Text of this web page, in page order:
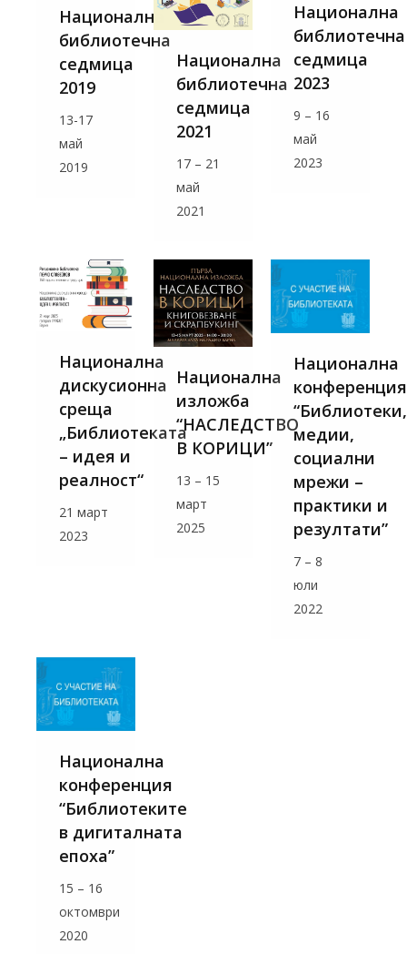
Национална
библиотечна
седмица
2019
13-17
май
2019
Национална
библиотечна
седмица
2021
17 – 21
май
2021
Национална
библиотечна
седмица
2023
9 – 16
май
2023
Национална
дискусионна
среща
„Библиотеката
– идея и
реалност“
21 март
2023
Национална
изложба
“НАСЛЕДСТВО
В КОРИЦИ”
13 – 15
март
2025
Национална
конференция
“Библиотеки,
медии,
социални
мрежи –
практики и
резултати”
7 – 8
юли
2022
Национална
конференция
“Библиотеките
в дигиталната
епоха”
15 – 16
октомври
2020